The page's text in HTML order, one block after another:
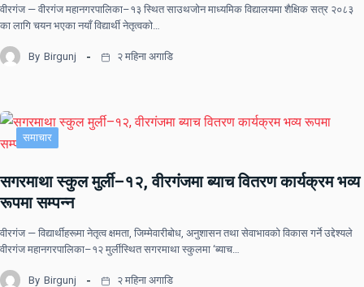
वीरगंज — वीरगंज महानगरपालिका–१३ स्थित साउथजोन माध्यमिक विद्यालयमा शैक्षिक सत्र २०८३
का लागि चयन भएका नयाँ विद्यार्थी नेतृत्वको…
By Birgunj २ महिना अगाडि
समाचार
सगरमाथा स्कुल मुर्ली–१२, वीरगंजमा ब्याच वितरण कार्यक्रम भव्य
रूपमा सम्पन्न
वीरगंज — विद्यार्थीहरूमा नेतृत्व क्षमता, जिम्मेवारीबोध, अनुशासन तथा सेवाभावको विकास गर्ने उद्देश्यले
वीरगंज महानगरपालिका–१२ मुर्लीस्थित सगरमाथा स्कुलमा ‘ब्याच…
By Birgunj २ महिना अगाडि